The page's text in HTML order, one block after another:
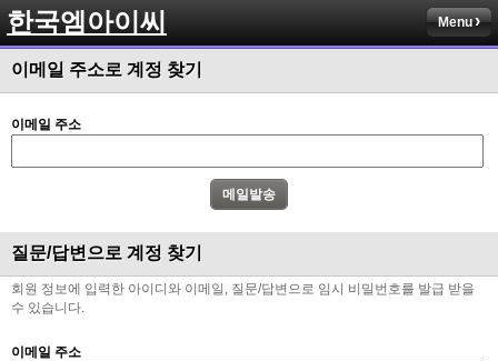
한국엠아이씨 Menu
이메일 주소로 계정 찾기
이메일 주소
질문/답변으로 계정 찾기
회원 정보에 입력한 아이디와 이메일, 질문/답변으로 임시 비밀번호를 발급 받을
수 있습니다.
이메일 주소